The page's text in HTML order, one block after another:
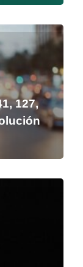
127,